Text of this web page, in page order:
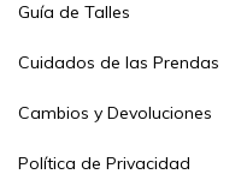
Guía de Talles
Cuidados de las Prendas
Cambios y Devoluciones
Política de Privacidad